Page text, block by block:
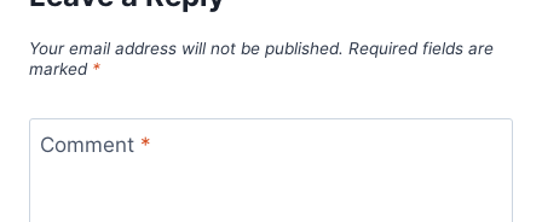
Your email address will not be published. Required fields are
marked *
Comment *